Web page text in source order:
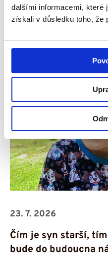
dalšími informacemi, které
získali v důsledku toho, že
Číst více
23. 7. 2026
Čím je syn starší,
bude do budoucna